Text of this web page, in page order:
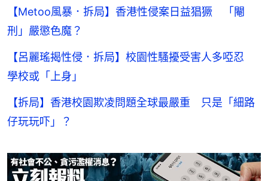
【Metoo風暴．拆局】香港性侵案日益猖獗 「閹
刑」嚴懲色魔？
【呂麗瑤揭性侵．拆局】校園性騷擾受害人多啞忍
學校或「上身」
【拆局】香港校園欺凌問題全球最嚴重 只是「細路
仔玩玩吓」？